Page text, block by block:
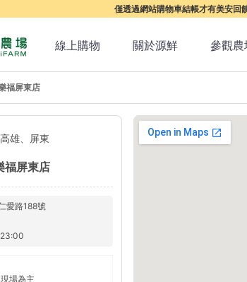
僅透過網站購物車結帳才有美安回
線上購物 關於源鮮 參觀農
福屏東店
高雄、屏東
福屏東店
愛路188號
23:00
場為主